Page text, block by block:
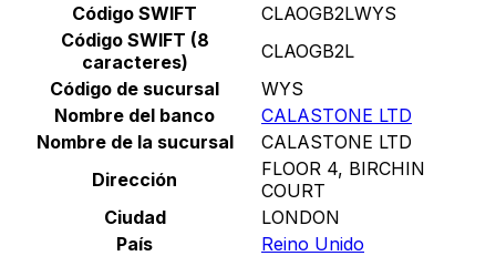
Código SWIFT
CLAOGB2LWYS
Código SWIFT (8
caracteres)
CLAOGB2L
Código de sucursal
WYS
Nombre del banco
CALASTONE LTD
Nombre de la sucursal
CALASTONE LTD
Dirección
FLOOR 4, BIRCHIN
COURT
Ciudad
LONDON
País
Reino Unido